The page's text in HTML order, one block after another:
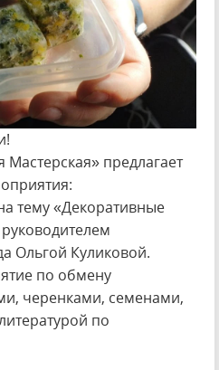
Мастерская» предлагает
тему «Декоративные
Ольгой Куликовой.
по обмену
черенками, семенами,
по